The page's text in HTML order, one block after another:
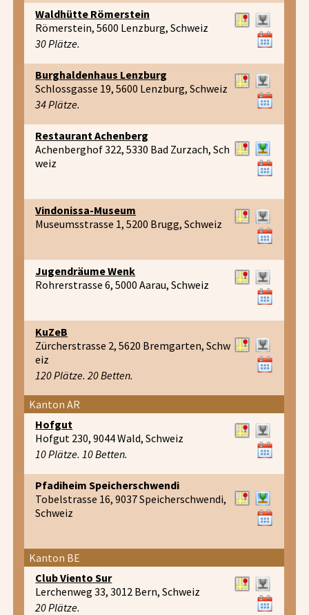
Waldhütte Römerstein
Römerstein, 5600 Lenzburg, Schweiz
30 Plätze.
Burghaldenhaus Lenzburg
Schlossgasse 19, 5600 Lenzburg, Schweiz
34 Plätze.
Restaurant Achenberg
Achenberghof 322, 5330 Bad Zurzach, Sch
weiz
Vindonissa-Museum
Museumsstrasse 1, 5200 Brugg, Schweiz
Jugendräume Wenk
Rohrerstrasse 6, 5000 Aarau, Schweiz
KuZeB
Zürcherstrasse 2, 5620 Bremgarten, Schw
eiz
120 Plätze. 20 Betten.
Kanton AR
Hofgut
Hofgut 230, 9044 Wald, Schweiz
10 Plätze. 10 Betten.
Pfadiheim Speicherschwendi
Tobelstrasse 16, 9037 Speicherschwendi,
Schweiz
Kanton BE
Club Viento Sur
Lerchenweg 33, 3012 Bern, Schweiz
20 Plätze.